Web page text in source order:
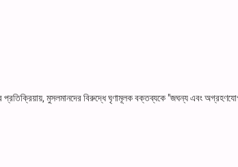
প্রতিক্রিয়ায়, মুসলমানদের বিরুদ্ধে ঘৃণামূলক বক্তব্যকে "জঘন্য এবং